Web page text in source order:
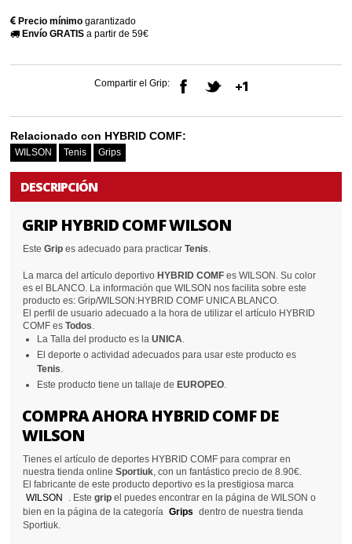
Precio mínimo garantizado
Envío GRATIS a partir de 59€
Compartir el Grip:
Relacionado con HYBRID COMF:
WILSON Tenis Grips
DESCRIPCIÓN
GRIP HYBRID COMF WILSON
EsteGrip es adecuado para practicarTenis.
La marca del artículo deportivo HYBRID COMF es WILSON. Su color
es el BLANCO. La información que WILSON nos facilita sobre este
producto es: Grip/WILSON:HYBRID COMF UNICA BLANCO.
El perfil de usuario adecuado a la hora de utilizar el artículo HYBRID
COMF esTodos.
La Talla del producto es laUNICA.
El deporte o actividad adecuados para usar este producto es
Tenis.
Este producto tiene un tallaje de EUROPEO.
COMPRA AHORA HYBRID COMF DE
WILSON
Tienes el artículo de deportes HYBRID COMF para comprar en
nuestra tienda onlineSportiuk, con un fantástico precio de 8.90€.
El fabricante de este producto deportivo es la prestigiosa marca
WILSON
. Estegrip el puedes encontrar en la página de WILSON o
bien en la página de la categoría Grips dentro de nuestra tienda
Sportiuk.